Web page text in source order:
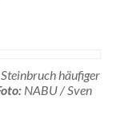
häufiger
NABU / Sven